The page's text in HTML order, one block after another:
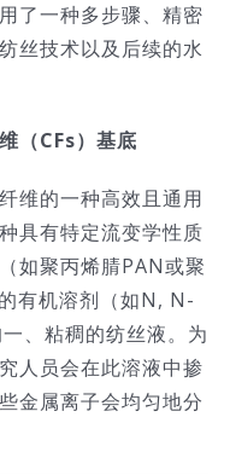
了一种多步骤、精密
丝技术以及后续的水
（CFs）基底
维的一种高效且通用
具有特定流变学性质
如聚丙烯腈PAN或聚
有机溶剂（如N, N-
、粘稠的纺丝液。为
人员会在此溶液中掺
金属离子会均匀地分